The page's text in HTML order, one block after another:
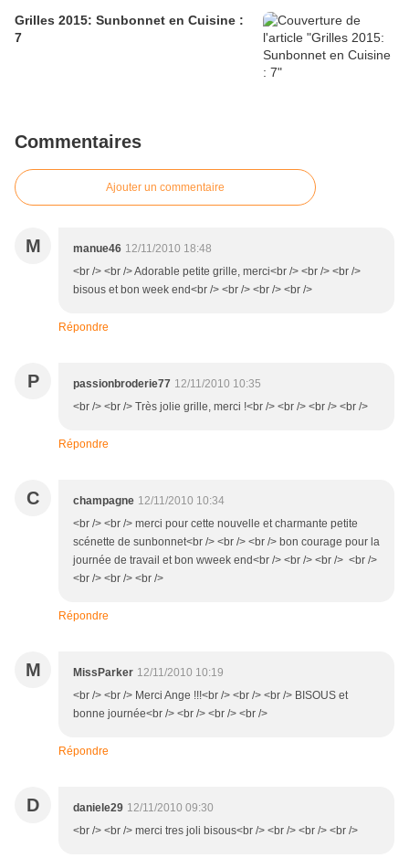
Grilles 2015: Sunbonnet en Cuisine :
7
Commentaires
Ajouter un commentaire
M manue46 12/11/2010 18:48
<br /> <br /> Adorable petite grille, merci<br /> <br /> <br />
bisous et bon week end<br /> <br /> <br /> <br />
Répondre
P passionbroderie77 12/11/2010 10:35
<br /> <br /> Très jolie grille, merci !<br /> <br /> <br /> <br />
Répondre
C champagne 12/11/2010 10:34
<br /> <br /> merci pour cette nouvelle et charmante petite
scénette de sunbonnet<br /> <br /> <br /> bon courage pour la
journée de travail et bon wweek end<br /> <br /> <br /> <br />
<br /> <br /> <br />
Répondre
M MissParker 12/11/2010 10:19
<br /> <br /> Merci Ange !!!<br /> <br /> <br /> BISOUS et
bonne journée<br /> <br /> <br /> <br />
Répondre
D daniele29 12/11/2010 09:30
<br /> <br /> merci tres joli bisous<br /> <br /> <br /> <br />